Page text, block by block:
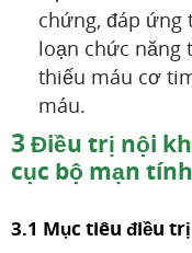
chứng, đáp ứng
loạn chức năng
thiếu máu cơ
máu.
3Điều trị nội
cục bộ mạn tính
3.1 Mục tiêu điều trị